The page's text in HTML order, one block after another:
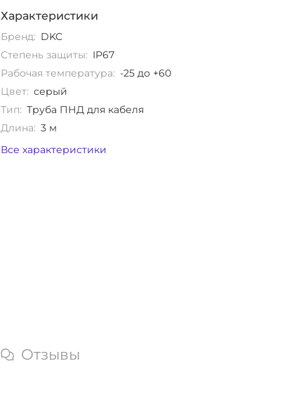
Характеристики
Бренд: DKC
Степень защиты: IP67
Рабочая температура: -25 до +60
Цвет: серый
Тип: Труба ПНД для кабеля
Длина: 3 м
Все характеристики
Отзывы